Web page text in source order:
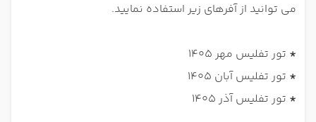
می توانید از آفرهای زیر استفاده نمایید.
* تور تفلیس مهر 1405
* تور تفلیس آبان 1405
* تور تفلیس آذر 1405